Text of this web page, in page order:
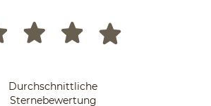
Durchschnittliche
Sternebewertung